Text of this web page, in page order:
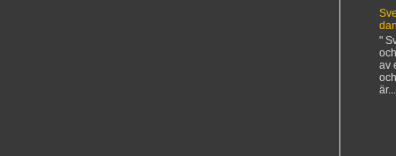
"
av
är...